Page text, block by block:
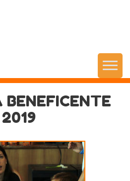
Menu
BENEFICENTE
2019